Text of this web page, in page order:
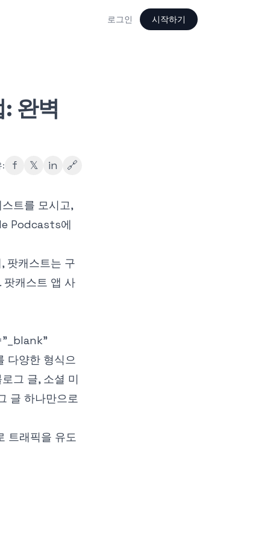
로그인 시작하기
완벽
: f 𝕏 in 🔗
트를 모시고,
Podcasts에
팟캐스트는 구
팟캐스트 앱 사
다양한 형식으
그 글, 소셜 미
글 하나만으로
트래픽을 유도